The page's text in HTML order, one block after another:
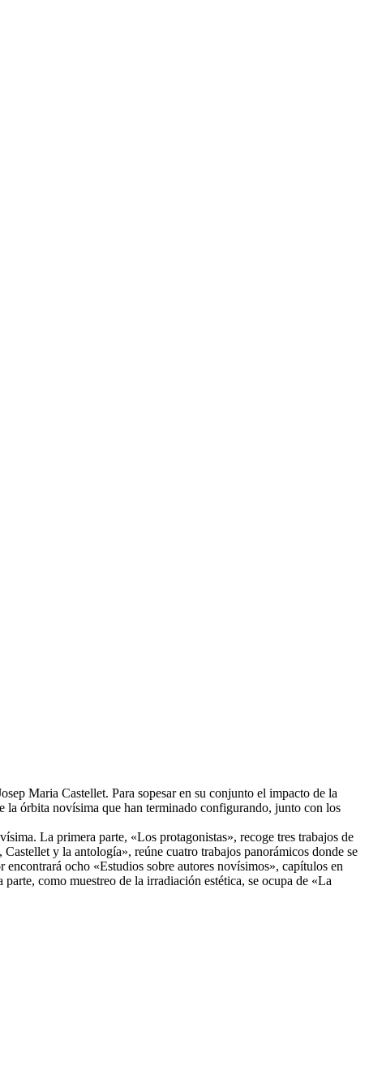
Maria Castellet. Para sopesar en su conjunto el impacto de la
la órbita novísima que han terminado configurando, junto con los
La primera parte, «Los protagonistas», recoge tres trabajos de
y la antología», reúne cuatro trabajos panorámicos donde se
ocho «Estudios sobre autores novísimos», capítulos en
como muestreo de la irradiación estética, se ocupa de «La